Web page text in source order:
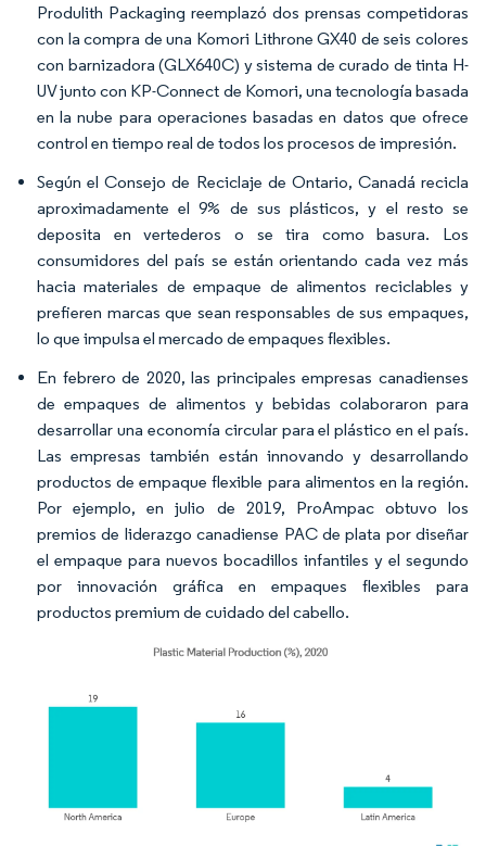
Produlith Packaging reemplazó dos prensas competidoras
con la compra de una Komori Lithrone GX40 de seis colores
con barnizadora (GLX640C) y sistema de curado de tinta H-
UV junto con KP-Connect de Komori, una tecnología basada
en la nube para operaciones basadas en datos que ofrece
control en tiempo real de todos los procesos de impresión.
Según el Consejo de Reciclaje de Ontario, Canadá recicla
aproximadamente el 9% de sus plásticos, y el resto se
deposita en vertederos o se tira como basura. Los
consumidores del país se están orientando cada vez más
hacia materiales de empaque de alimentos reciclables y
prefieren marcas que sean responsables de sus empaques,
lo que impulsa el mercado de empaques flexibles.
En febrero de 2020, las principales empresas canadienses
de empaques de alimentos y bebidas colaboraron para
desarrollar una economía circular para el plástico en el país.
Las empresas también están innovando y desarrollando
productos de empaque flexible para alimentos en la región.
Por ejemplo, en julio de 2019, ProAmpac obtuvo los
premios de liderazgo canadiense PAC de plata por diseñar
el empaque para nuevos bocadillos infantiles y el segundo
por innovación gráfica en empaques flexibles para
productos premium de cuidado del cabello.